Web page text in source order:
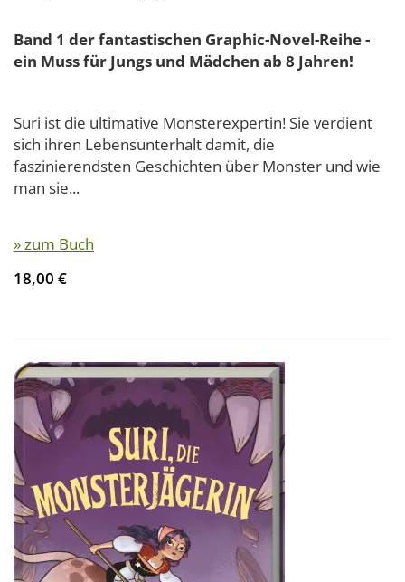
Band 1 der fantastischen Graphic-Novel-Reihe -
ein Muss für Jungs und Mädchen ab 8 Jahren!
Suri ist die ultimative Monsterexpertin! Sie verdient
sich ihren Lebensunterhalt damit, die
faszinierendsten Geschichten über Monster und wie
man sie...
» zum Buch
18,00 €